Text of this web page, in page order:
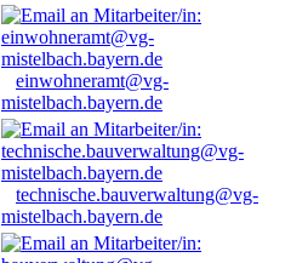
einwohneramt@vg-
mistelbach.bayern.de
technische.bauverwaltung@vg-
mistelbach.bayern.de